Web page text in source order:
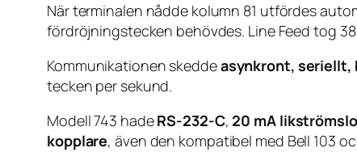
När terminalen nådde kolumn 81 utfördes
fördröjningstecken behövdes. Line Feed tog 38
Kommunikationen skeddeasynkront,
tecken per sekund.
Modell 743 hadeRS-232-C, 20 mA
kopplare, även den kompatibel med Bell 103